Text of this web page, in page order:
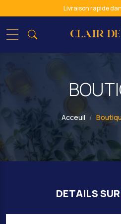
Assistance
spiritualité & bien-être :
Acceuil
DETAILS SUR